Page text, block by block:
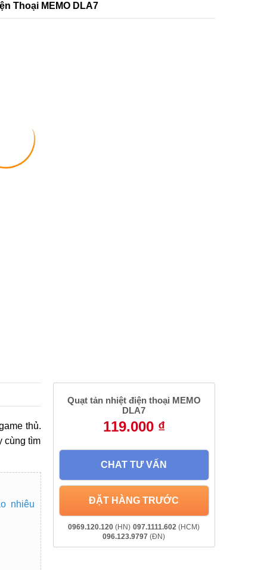
8.950.000 ₫
Thoại MEMO DLA7
thủ.
cùng tìm
nhiêu
Quạt tản nhiệt điện thoại MEMO
DLA7
119.000 ₫
CHAT TƯ VẤN
ĐẶT HÀNG TRƯỚC
0969.120.120 (HN) 097.1111.602 (HCM)
096.123.9797 (ĐN)